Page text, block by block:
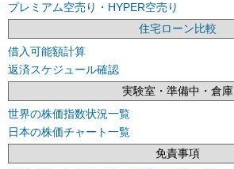
プレミアム空売り・HYPER空売り
住宅ローン比較
借入可能額計算
返済スケジュール確認
実験室・準備中・倉庫
世界の株価指数状況一覧
日本の株価チャート一覧
免責事項